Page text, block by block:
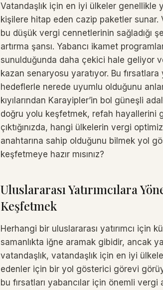
Vatandaşlık için en iyi ülkeler genellikle
kişilere hitap eden cazip paketler
bu düşük vergi cennetlerinin sağladığı
artırma şansı. Yabancı ikamet
sunulduğunda daha çekici hale geliyor
kazan senaryosu yaratıyor. Bu
hedeflerle nerede uyumlu olduğunu
kıyılarından Karayipler’in bol güneşli
doğru yolu keşfetmek, refah hayallerini
çıktığınızda, hangi ülkelerin vergi
anahtarına sahip olduğunu bilmek yol
keşfetmeye hazır mısınız?
Uluslararası Yatırımcılara
Keşfetmek
Herhangi bir uluslararası yatırımcı
samanlıkta iğne aramak gibidir, ancak
vatandaşlık, vatandaşlık için en iyi
edenler için bir yol gösterici görevi
bu fırsatları yabancılar için önemli